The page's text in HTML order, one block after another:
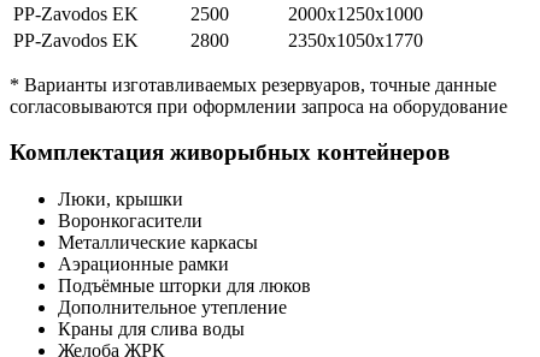
PP-Zavodos EK
2500
2000х1250х1000
PP-Zavodos EK
2800 2350x1050x1770
* Варианты изготавливаемых резервуаров, точные данные
согласовываются при оформлении запроса на оборудование
Комплектация живорыбных контейнеров
Люки, крышки
Воронкогасители
Металлические каркасы
Аэрационные рамки
Подъёмные шторки для люков
Дополнительное утепление
Краны для слива воды
Желоба ЖРК